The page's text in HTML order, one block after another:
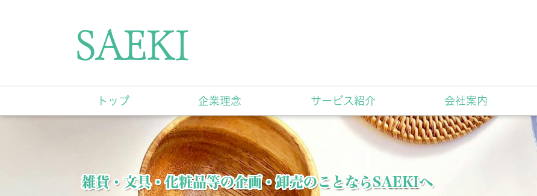
SAEKI
トップ 企業理念 サービス紹介 会社案内
雑貨・文具・化粧品等の企画・卸売のことならSAEKIへ